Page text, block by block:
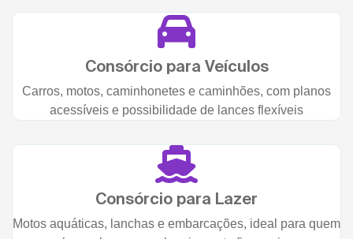
Consórcio para Veículos
Carros, motos, caminhonetes e caminhões, com planos
acessíveis e possibilidade de lances flexíveis
Consórcio para Lazer
Motos aquáticas, lanchas e embarcações, ideal para quem